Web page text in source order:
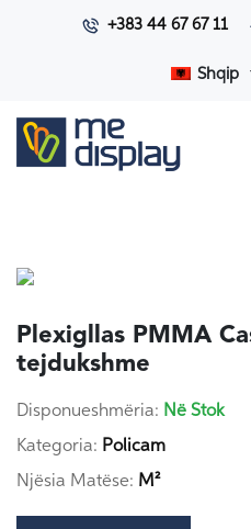
+383 44 67 67 11
Shqip
Plexigllas PMMA
tejdukshme
Disponueshmëria: Në Stok
Kategoria: Policam
Njësia Matëse: M²